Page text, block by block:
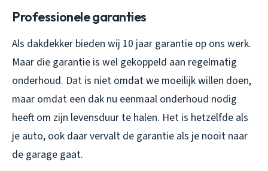
Professionele garanties
Als dakdekker bieden wij 10 jaar garantie op ons werk.
Maar die garantie is wel gekoppeld aan regelmatig
onderhoud. Dat is niet omdat we moeilijk willen doen,
maar omdat een dak nu eenmaal onderhoud nodig
heeft om zijn levensduur te halen. Het is hetzelfde als
je auto, ook daar vervalt de garantie als je nooit naar
de garage gaat.